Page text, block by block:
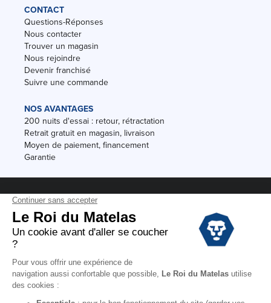
CONTACT
Questions-Réponses
Nous contacter
Trouver un magasin
Nous rejoindre
Devenir franchisé
Suivre une commande
NOS AVANTAGES
200 nuits d'essai : retour, rétractation
Retrait gratuit en magasin, livraison
Moyen de paiement, financement
Garantie
Conditions des offres
Black Friday
Destockage
Soldes
Conditions Générales de vente magasin
Conditions Générales de vente internet